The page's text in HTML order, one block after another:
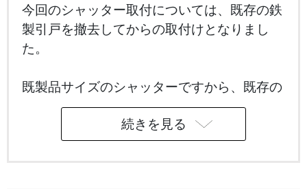
今回のシャッター取付については、既存の鉄
製引戸を撤去してからの取付けとなりまし
た。
既製品サイズのシャッターですから、既存の
鉄製引戸とは開口寸法が違う為、シャッター
取付用の鉄骨下地が必要です。
続きを見る